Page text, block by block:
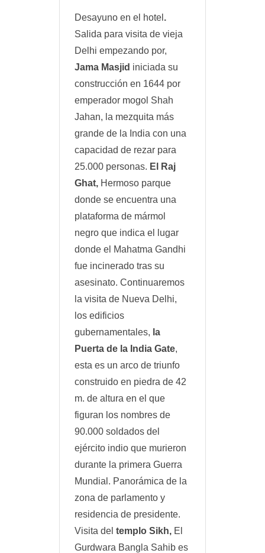
Desayuno en el hotel .
Salida para visita de vieja
Delhi empezando por,
Jama Masjid iniciada su
construcción en 1644 por
emperador mogol Shah
Jahan, la mezquita más
grande de la India con una
capacidad de rezar para
25.000 personas. El Raj
Ghat, Hermoso parque
donde se encuentra una
plataforma de mármol
negro que indica el lugar
donde el Mahatma Gandhi
fue incinerado tras su
asesinato. Continuaremos
la visita de Nueva Delhi,
los edificios
gubernamentales, la
Puerta de la India Gate,
esta es un arco de triunfo
construido en piedra de 42
m. de altura en el que
figuran los nombres de
90.000 soldados del
ejército indio que murieron
durante la primera Guerra
Mundial. Panorámica de la
zona de parlamento y
residencia de presidente.
Visita del templo Sikh, El
Gurdwara Bangla Sahib es